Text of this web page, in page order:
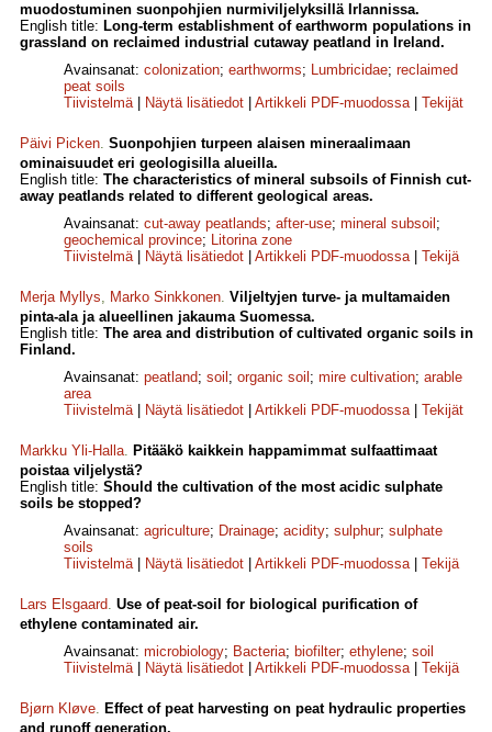
muodostuminen suonpohjien nurmiviljelyksillä Irlannissa.
English title: Long-term establishment of earthworm populations in
grassland on reclaimed industrial cutaway peatland in Ireland.
Avainsanat: colonization; earthworms; Lumbricidae; reclaimed
peat soils
Tiivistelmä| Näytä lisätiedot Artikkeli PDF-muodossa| Tekijät
Päivi Picken. Suonpohjien turpeen alaisen mineraalimaan
ominaisuudet eri geologisilla alueilla.
English title: The characteristics of mineral subsoils of Finnish cut-
away peatlands related to different geological areas.
Avainsanat: cut-away peatlands; after-use; mineral subsoil ;
geochemical province; Litorina zone
Tiivistelmä| Näytä lisätiedot Artikkeli PDF-muodossa| Tekijä
Merja Myllys, Marko Sinkkonen. Viljeltyjen turve- ja multamaiden
pinta-ala ja alueellinen jakauma Suomessa.
English title: The area and distribution of cultivated organic soils in
Finland.
Avainsanat: peatland; soil ; organic soil ; mire cultivation; arable
area
Tiivistelmä| Näytä lisätiedot Artikkeli PDF-muodossa| Tekijät
Markku Yli-Halla. Pitääkö kaikkein happamimmat sulfaattimaat
poistaa viljelystä?
English title: Should the cultivation of the most acidic sulphate
soils be stopped?
Avainsanat: agriculture; Drainage; acidity; sulphur; sulphate
soils
Tiivistelmä| Näytä lisätiedot Artikkeli PDF-muodossa| Tekijä
Lars Elsgaard. Use of peat-soil for biological purification of
ethylene contaminated air.
Avainsanat: microbiology; Bacteria; biofilter; ethylene; soil
Tiivistelmä| Näytä lisätiedot Artikkeli PDF-muodossa| Tekijä
Bjørn Kløve. Effect of peat harvesting on peat hydraulic properties
and runoff generation.